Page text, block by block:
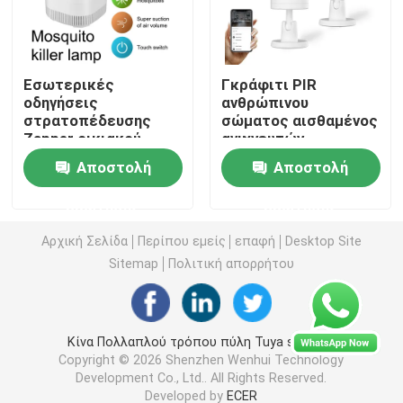
Ασύρματος διακόπτης τηλεχειρισμού
Διακόπτης αφής Zigbee
Έξυπνη υποδοχή Wifi
Έξυπνη υποδοχή Homekit
Μόνος - τροφοδοτημένος ασύρματος διακόπτης
Έξυπνος αισθητήρας συναγερμού
Εσωτερικές
οδηγήσεις
στρατοπέδευσης
Zapper οικιακού
επανακαταλογηστέες
ζωύφιου λαμπτήρων
κουνουπιών φονικές
Αποστολή
Γκράφιτι PIR
ανθρώπινου
σώματος αισθαμένος
ανιχνευτών
αισθητήρας κινήσεων
ZigBee ευφυής
Αποστολή
Αρχική Σελίδα Περίπου εμείς επαφή
Desktop Site
Sitemap
Πολιτική απορρήτου
Κίνα Πολλαπλού τρόπου πύλη Tuya supplier.
Copyright © 2026 Shenzhen Wenhui Technology
Development Co., Ltd.. All Rights Reserved.
Developed by ECER